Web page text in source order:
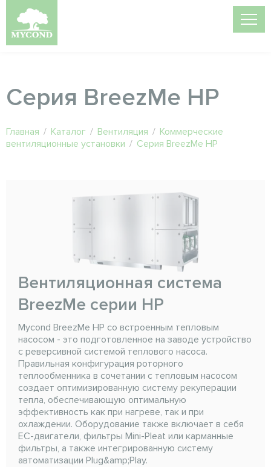
Серия BreezMe HP
Главная / Каталог / Вентиляция / Коммерческие
вентиляционные установки / Серия BreezMe HP
Вентиляционная система
BreezMe серии HP
Mycond BreezMe HP со встроенным тепловым
насосом - это подготовленное на заводе устройство
с реверсивной системой теплового насоса.
Правильная конфигурация роторного
теплообменника в сочетании с тепловым насосом
создает оптимизированную систему рекуперации
тепла, обеспечивающую оптимальную
эффективность как при нагреве, так и при
охлаждении. Оборудование также включает в себя
ЕС-двигатели, фильтры Mini-Pleat или карманные
фильтры, а также интегрированную систему
автоматизации Plug&amp;Play.